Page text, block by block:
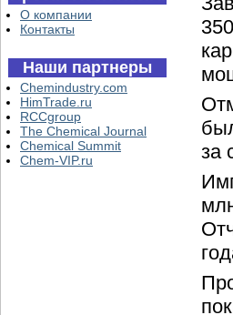
О компании
Контакты
Наши партнеры
Chemindustry.com
HimTrade.ru
RCCgroup
The Chemical Journal
Chemical Summit
Chem-VIP.ru
за